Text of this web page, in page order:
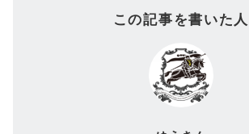
この記事を書いた人